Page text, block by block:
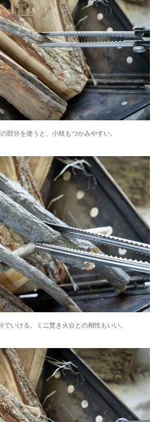
部分を使うと、小枝もつかみやすい。
でいける。ミニ焚き火台との相性もいい。